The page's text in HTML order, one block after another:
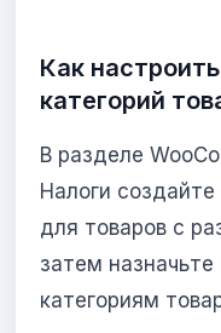
Как
категорий
В разделе
Налоги
для товаров с
затем
категориям